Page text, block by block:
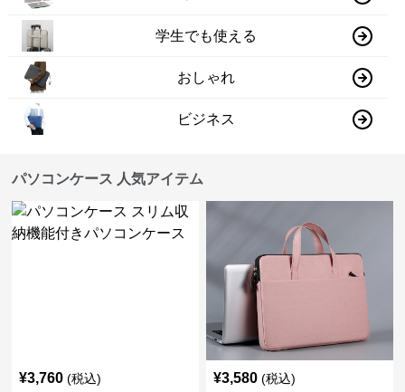
学生でも使える
おしゃれ
ビジネス
パソコンケース 人気アイテム
¥3,760 (税込) ¥3,580 (税込)